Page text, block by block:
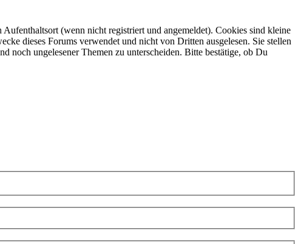
(wenn nicht registriert und angemeldet). Cookies sind kleine
dieses Forums verwendet und nicht von Dritten ausgelesen. Sie stellen
noch ungelesener Themen zu unterscheiden. Bitte bestätige, ob Du